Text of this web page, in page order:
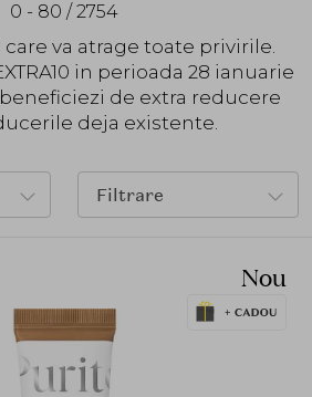
0 - 80 / 2754
va atrage toate privirile.
in perioada 28 ianuarie
de extra reducere
deja existente.
Filtrare
Nou